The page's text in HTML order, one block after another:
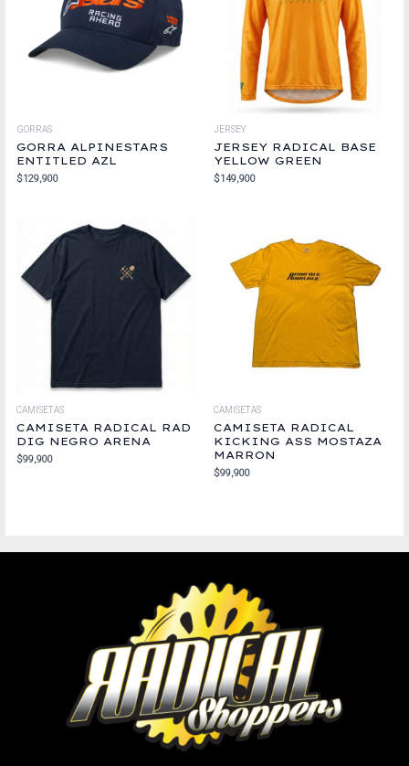
GORRAS
GORRA ALPINESTARS
ENTITLED AZL
$129,900
JERSEY
JERSEY RADICAL BASE
YELLOW GREEN
$149,900
CAMISETAS
CAMISETA RADICAL RAD
DIG NEGRO ARENA
$99,900
CAMISETAS
CAMISETA RADICAL
KICKING ASS MOSTAZA
MARRON
$99,900